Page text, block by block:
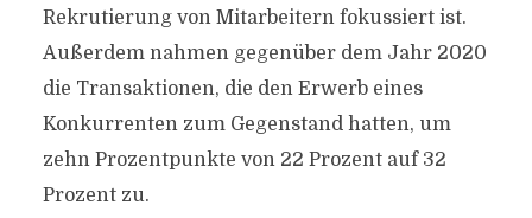
Rekrutierung von Mitarbeitern fokussiert ist.
Außerdem nahmen gegenüber dem Jahr 2020
die Transaktionen, die den Erwerb eines
Konkurrenten zum Gegenstand hatten, um
zehn Prozentpunkte von 22 Prozent auf 32
Prozent zu.